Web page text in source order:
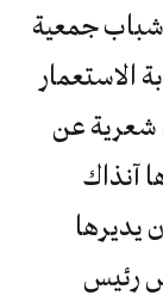
جمعية
الاستعمار
شعرية عن
نشرها آنذاك
يديرها
رئيس